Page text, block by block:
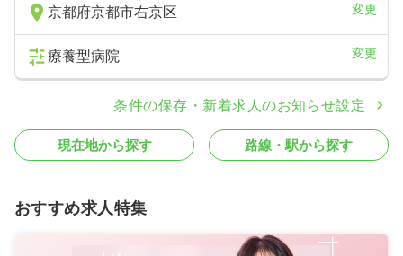
京都府京都市右京区 変更
療養型病院 変更
条件の保存・新着求人のお知らせ設定
現在地から探す 路線・駅から探す
おすすめ求人特集